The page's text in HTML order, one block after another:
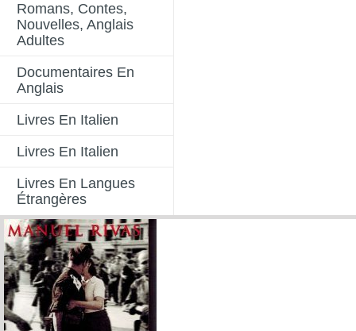
Romans, Contes,
Nouvelles, Anglais
Adultes
Documentaires En
Anglais
Livres En Italien
Livres En Italien
Livres En Langues
Étrangères